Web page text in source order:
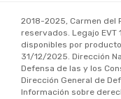
2018-2025, Carmen del
reservados. Legajo
disponibles por
31/12/2025. Dirección
Defensa de las y los
Dirección General de
Información sobre